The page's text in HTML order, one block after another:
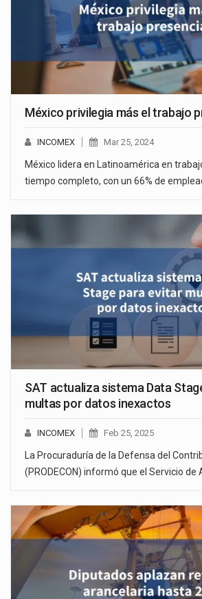
México privilegia más el trabajo
INCOMEX Mar 25, 2024
México lidera en Latinoamérica en
tiempo completo, con un 66% de
SAT actualiza sistema Data
multas por datos inexactos
INCOMEX Feb 25, 2025
La Procuraduría de la Defensa del
(PRODECON) informó que el Servicio de